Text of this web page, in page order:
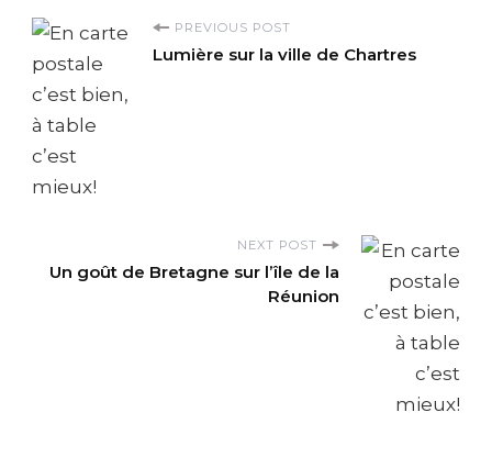
P
o
s
t
PREVIOUS POST
Lumière sur la ville de Chartres
NEXT POST
Un goût de Bretagne sur l’île de la
Réunion